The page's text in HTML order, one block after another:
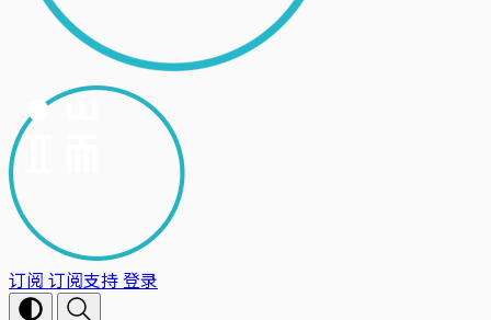
订阅 订阅支持登录